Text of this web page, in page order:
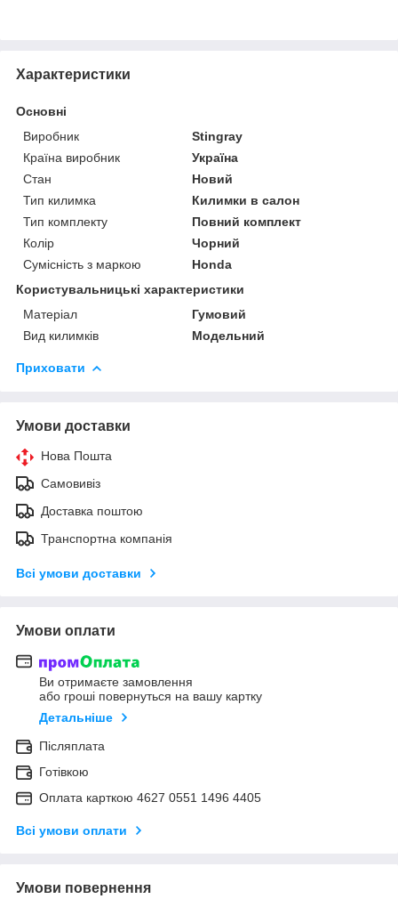
Характеристики
Основні
Виробник
Stingray
Країна виробник
Україна
Стан
Новий
Тип килимка
Килимки в салон
Тип комплекту
Повний комплект
Колір
Чорний
Сумісність з маркою
Honda
Користувальницькі характеристики
Матеріал
Гумовий
Вид килимків
Модельний
Приховати
Умови доставки
Нова Пошта
Самовивіз
Доставка поштою
Транспортна компанія
Всі умови доставки
Умови оплати
Ви отримаєте замовлення
або гроші повернуться на вашу картку
Детальніше
Післяплата
Готівкою
Оплата карткою 4627 0551 1496 4405
Всі умови оплати
Умови повернення